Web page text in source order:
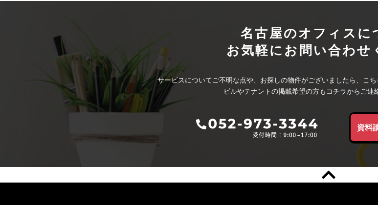
名古屋のオフィスに
お気軽にお問い合わせ
サービスについてご不明な点や、お探しの物件がございましたら、こ
ビルやテナントの掲載希望の方もコチラからご連
資料